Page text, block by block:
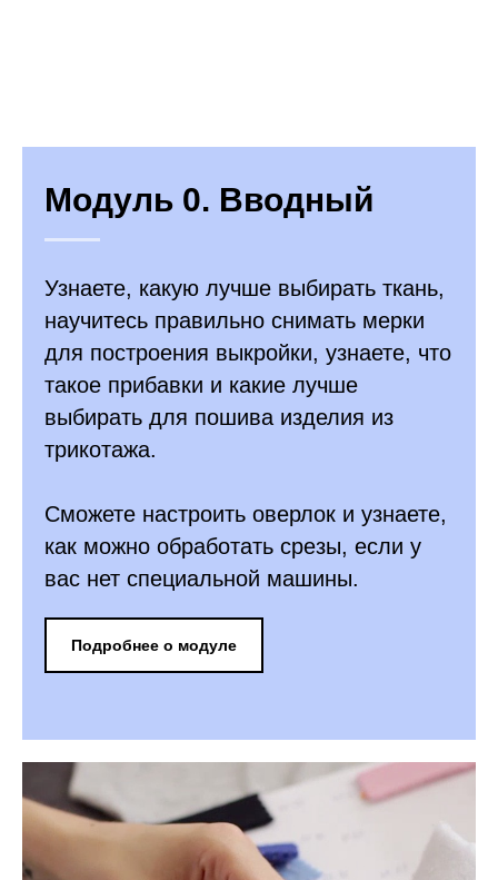
Модуль 0. Вводный
Узнаете, какую лучше выбирать ткань,
научитесь правильно снимать мерки
для построения выкройки, узнаете, что
такое прибавки и какие лучше
выбирать для пошива изделия из
трикотажа.
Сможете настроить оверлок и узнаете,
как можно обработать срезы, если у
вас нет специальной машины.
Подробнее о модуле